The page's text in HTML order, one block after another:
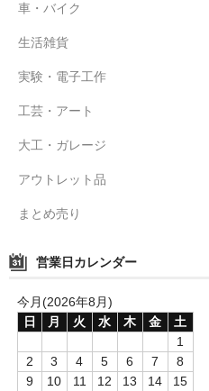
車・バイク
生活雑貨
実験・電子工作
工芸・アート
大工・ガレージ
アウトレット品
まとめ売り
営業日カレンダー
今月(2026年8月)
日
月 火 水 木 金
土
1
2
3 4 5 6 7
8
9
10 11 12 13 14 15